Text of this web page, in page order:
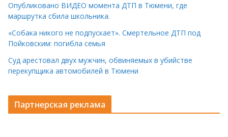
Опубликовано ВИДЕО момента ДТП в Тюмени, где
маршрутка сбила школьника.
«Собака никого не подпускает». Смертельное ДТП под
Пойковским: погибла семья
Суд арестовал двух мужчин, обвиняемых в убийстве
перекупщика автомобилей в Тюмени
Партнерская реклама